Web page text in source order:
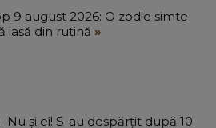
9 august 2026: O zodie simte
iasă din rutină